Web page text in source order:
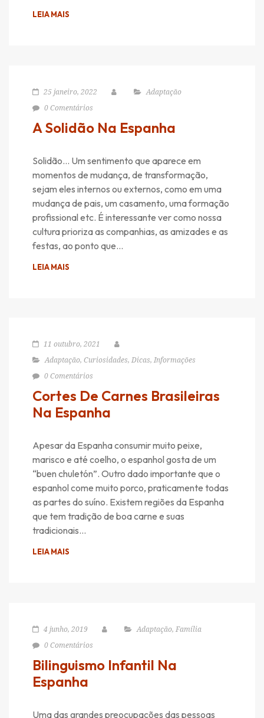
LEIA MAIS
25 janeiro, 2022
Adaptação
0 Comentários
A Solidão Na Espanha
Solidão… Um sentimento que aparece em
momentos de mudança, de transformação,
sejam eles internos ou externos, como em uma
mudança de pais, um casamento, uma formação
profissional etc. É interessante ver como nossa
cultura prioriza as companhias, as amizades e as
festas, ao ponto que…
LEIA MAIS
11 outubro, 2021
Adaptação, Curiosidades, Dicas, Informações
0 Comentários
Cortes De Carnes Brasileiras
Na Espanha
Apesar da Espanha consumir muito peixe,
marisco e até coelho, o espanhol gosta de um
“buen chuletón”. Outro dado importante que o
espanhol come muito porco, praticamente todas
as partes do suíno. Existem regiões da Espanha
que tem tradição de boa carne e suas
tradicionais…
LEIA MAIS
4 junho, 2019 Adaptação, Família
0 Comentários
Bilinguismo Infantil Na
Espanha
Uma das grandes preocupações das pessoas